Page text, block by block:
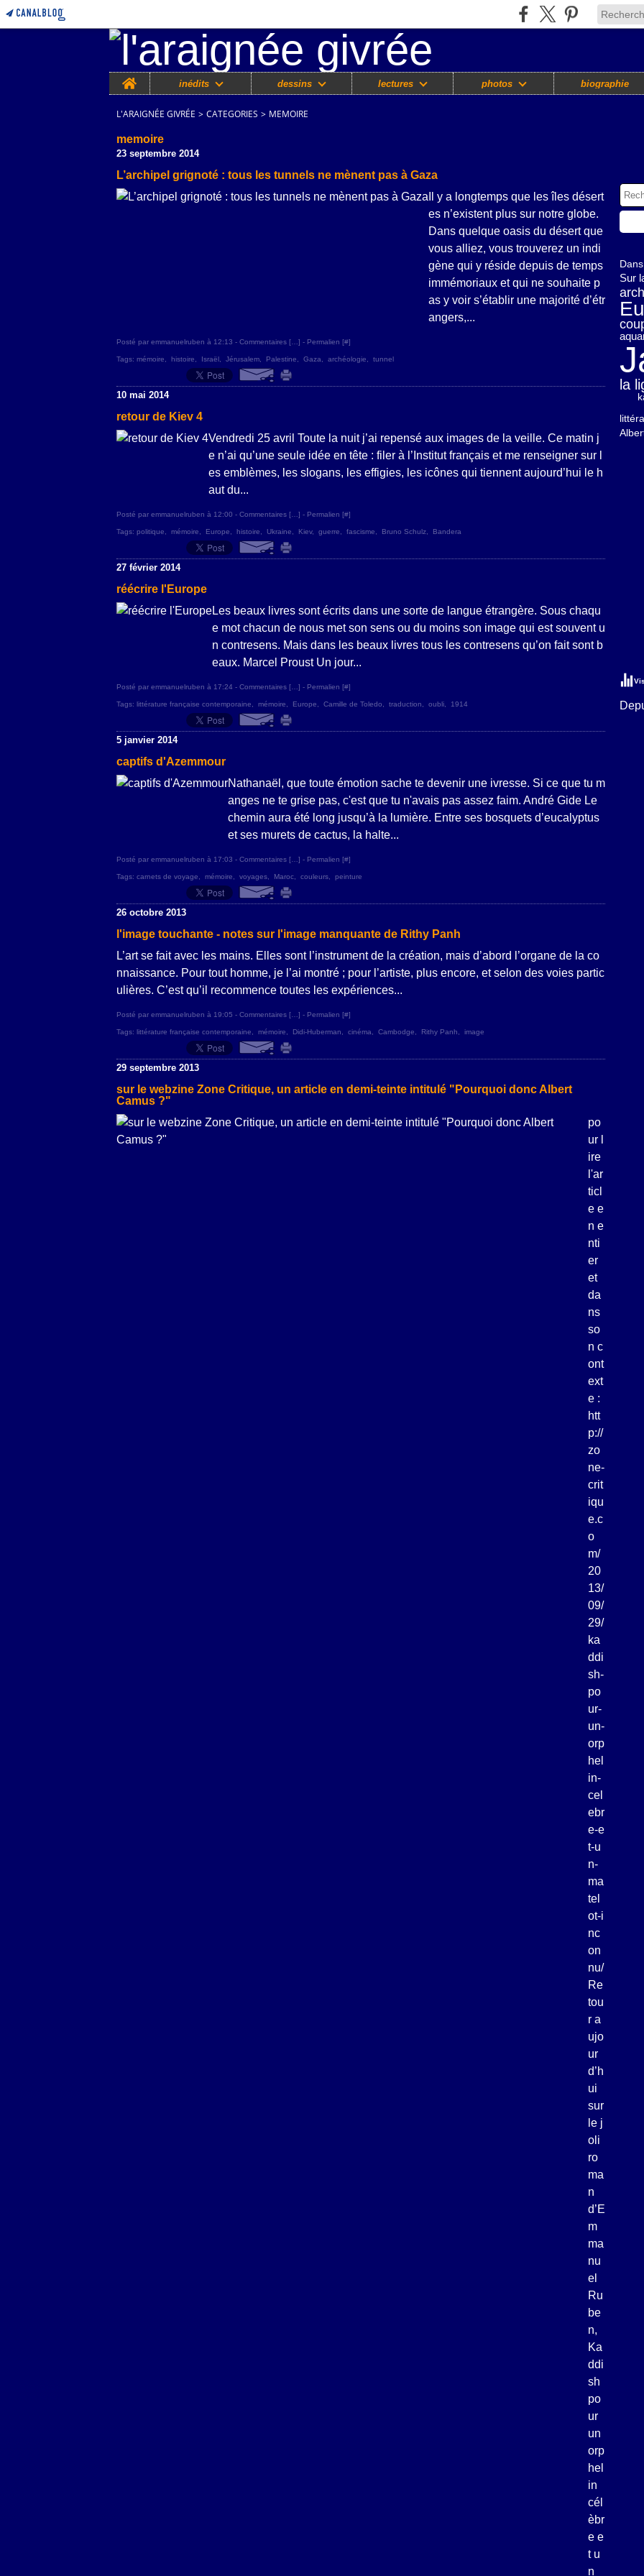
Home
inédits dessins lectures photos biographie
L'ARAIGNÉE GIVRÉE > CATEGORIES > MEMOIRE
memoire
23 septembre 2014
L’archipel grignoté : tous les tunnels ne mènent pas à Gaza
Il y a longtemps que les îles désert
es n’existent plus sur notre globe.
Dans quelque oasis du désert que
vous alliez, vous trouverez un indi
gène qui y réside depuis de temps
immémoriaux et qui ne souhaite p
as y voir s’établir une majorité d’étr
angers,...
Posté par emmanuelruben à 12:13 - Commentaires [ ] - Permalien [#]
Tags: mémoire histoire Israël Jérusalem Palestine Gaza archéologie tunnel
10 mai 2014
retour de Kiev 4
Vendredi 25 avril Toute la nuit j’ai repensé aux images de la veille. Ce matin j
e n’ai qu’une seule idée en tête : filer à l’Institut français et me renseigner sur l
es emblèmes, les slogans, les effigies, les icônes qui tiennent aujourd’hui le h
aut du...
Posté par emmanuelruben à 12:00 - Commentaires [ ] - Permalien [#]
Tags: politique mémoire Europe histoire Ukraine Kiev, guerre fascisme Bruno Schulz Bandera
27 février 2014
réécrire l'Europe
Les beaux livres sont écrits dans une sorte de langue étrangère. Sous chaqu
e mot chacun de nous met son sens ou du moins son image qui est souvent u
n contresens. Mais dans les beaux livres tous les contresens qu’on fait sont b
eaux. Marcel Proust Un jour...
Posté par emmanuelruben à 17:24 - Commentaires [ ] - Permalien [#]
Tags: littérature française contemporaine mémoire Europe Camille de Toledo traduction oubli 1914
5 janvier 2014
captifs d'Azemmour
Nathanaël, que toute émotion sache te devenir une ivresse. Si ce que tu m
anges ne te grise pas, c'est que tu n'avais pas assez faim. André Gide Le
chemin aura été long jusqu’à la lumière. Entre ses bosquets d’eucalyptus
et ses murets de cactus, la halte...
Posté par emmanuelruben à 17:03 - Commentaires [ ] - Permalien [#]
Tags: carnets de voyage mémoire voyages Maroc couleurs peinture
26 octobre 2013
l'image touchante - notes sur l'image manquante de Rithy Panh
L’art se fait avec les mains. Elles sont l’instrument de la création, mais d’abord l’organe de la co
nnaissance. Pour tout homme, je l’ai montré ; pour l’artiste, plus encore, et selon des voies partic
ulières. C’est qu’il recommence toutes les expériences...
Posté par emmanuelruben à 19:05 - Commentaires [ ] - Permalien [#]
Tags: littérature française contemporaine mémoire Didi-Huberman cinéma Cambodge Rithy Panh image
29 septembre 2013
sur le webzine Zone Critique, un article en demi-teinte intitulé "Pourquoi donc Albert
Camus ?"
po
ur l
ire
l'ar
ticl
e e
n e
nti
er
et
da
ns
so
n c
ont
ext
e :
htt
p://
zo
ne-
crit
iqu
e.c
o
m/
20
13/
09/
29/
ka
ddi
sh-
po
ur-
un-
orp
hel
in-
cel
ebr
e-e
t-u
n-
ma
tel
ot-i
nc
on
nu/
Re
tou
r a
ujo
ur
d’h
ui
sur
le j
oli
ro
ma
n
d’E
m
ma
nu
el
Ru
be
n,
Ka
ddi
sh
po
ur
un
orp
hel
in
cél
èbr
e e
t u
n
Sur
la